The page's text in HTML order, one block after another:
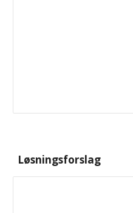
Løsningsforslag